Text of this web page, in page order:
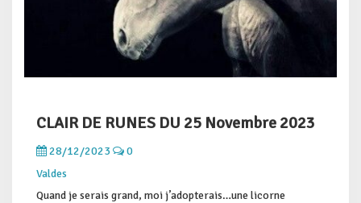
CLAIR DE RUNES DU 25 Novembre 2023
28/12/2023
0
Valdes
Quand je serais grand, moi j’adopterais…une licorne